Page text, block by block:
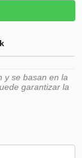
y se basan en la
garantizar la